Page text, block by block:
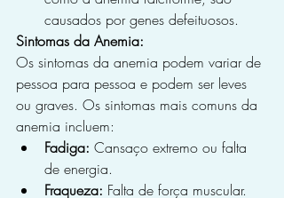
causados por genes defeituosos.
Sintomas da Anemia:
Os sintomas da anemia podem variar de
pessoa para pessoa e podem ser leves
ou graves. Os sintomas mais comuns da
anemia incluem:
Fadiga: Cansaço extremo ou falta
de energia.
Fraqueza: Falta de força muscular.